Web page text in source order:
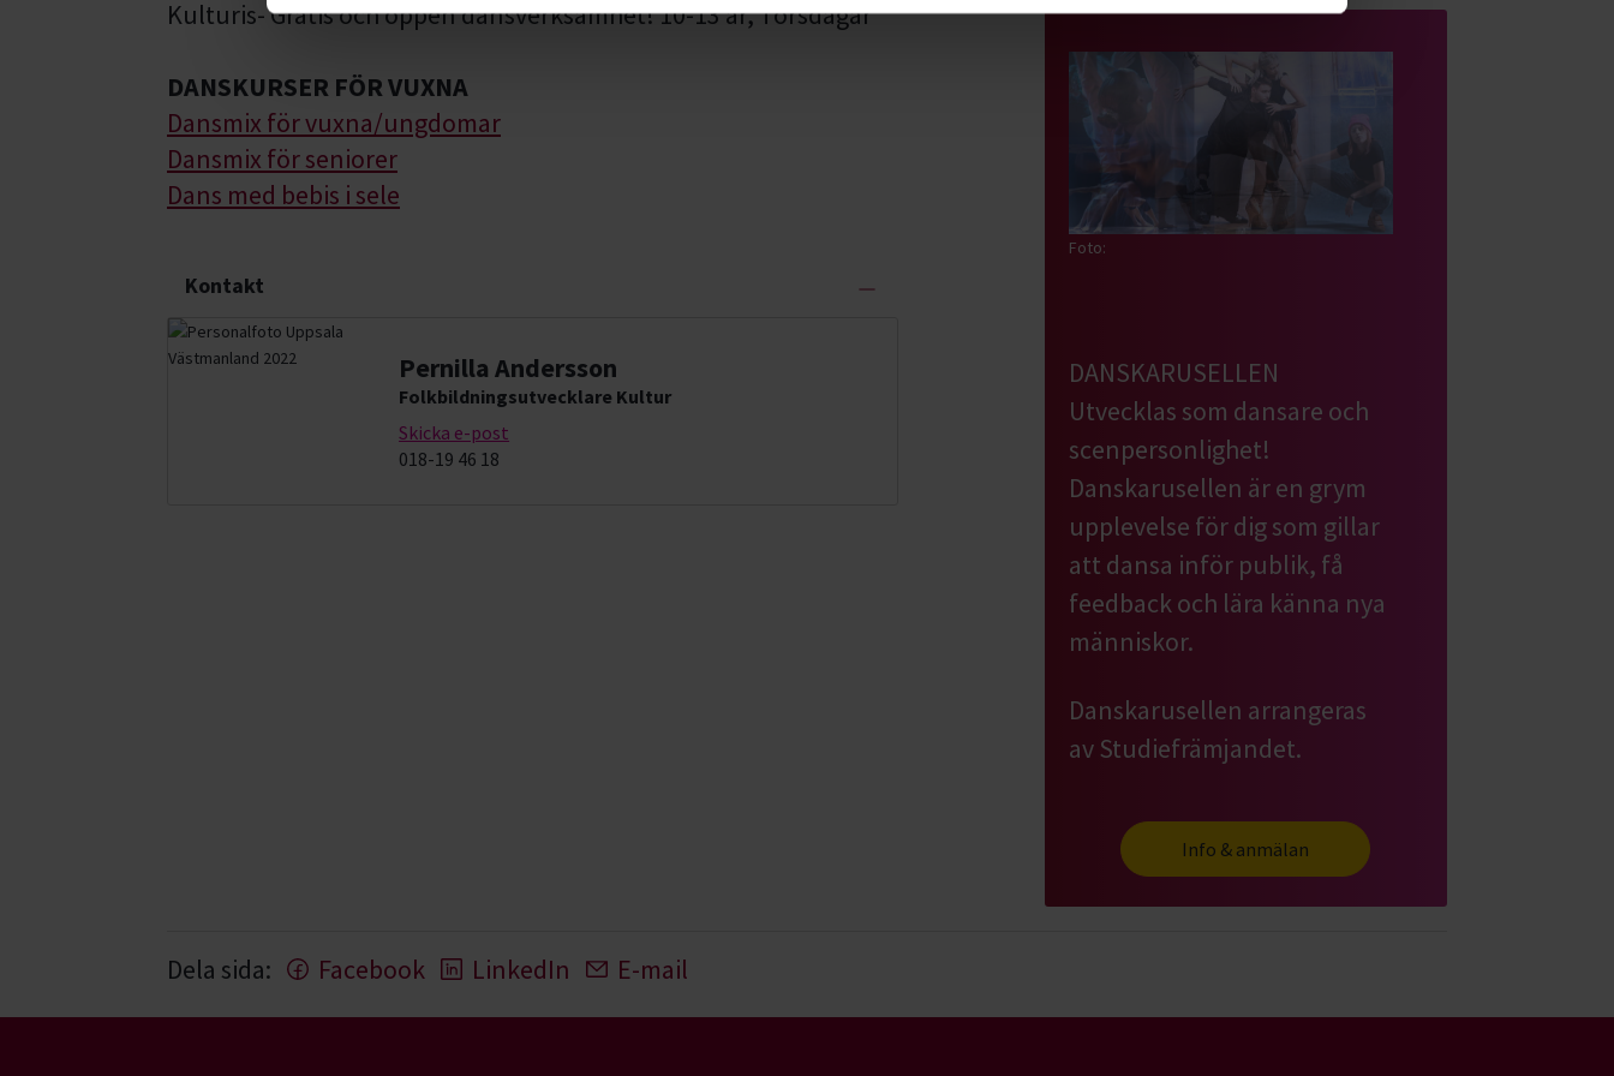
Kulturis- Gratis och öppen dansverksamhet! 10-13 år, Torsdagar
DANSKURSER FÖR VUXNA
Dansmix för vuxna/ungdomar
Dansmix för seniorer
Dans med bebis i sele
Kontakt
Pernilla Andersson
Folkbildningsutvecklare Kultur
Skicka e-post
018-19 46 18
Foto:
DANSKARUSELLEN
Utvecklas som dansare och
scenpersonlighet!
Danskarusellen är en grym
upplevelse för dig som gillar
att dansa inför publik, få
feedback och lära känna nya
människor.
Danskarusellen arrangeras
av Studiefrämjandet.
Info & anmälan
Dela sida: Facebook LinkedIn E-mail